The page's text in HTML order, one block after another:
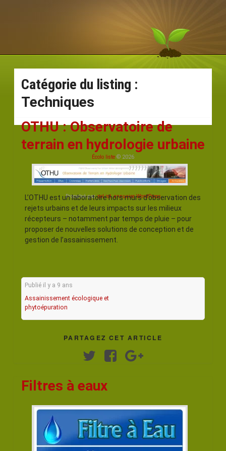
Catégorie du listing :
Techniques
OTHU : Observatoire de
terrain en hydrologie urbaine
L’OTHU est un laboratoire hors murs d’observation des
rejets urbains et de leurs impacts sur les milieux
récepteurs – notamment par temps de pluie – pour
proposer de nouvelles solutions de conception et de
gestion de l’assainissement.
Publié il y a 9 ans
Assainissement écologique et
phytoépuration
PARTAGEZ CET ARTICLE
Twitter Facebook
Filtres à eaux
Écolo liste © 2026
Propulsé parzeList, annuaire WordPress